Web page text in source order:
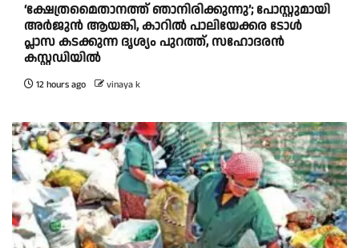
‘ക്ഷേത്രമൈതാനത്ത് ഞാനിരിക്കുന്നു’; പോസ്റ്റുമായി
അർജുൻ ആയങ്കി, കാറിൽ പാലിയേക്കര ടോൾ
പ്ലാസ കടക്കുന്ന ദൃശ്യം പുറത്ത്, സഹോദരൻ
കസ്റ്റഡിയിൽ
12 hours ago vinaya k